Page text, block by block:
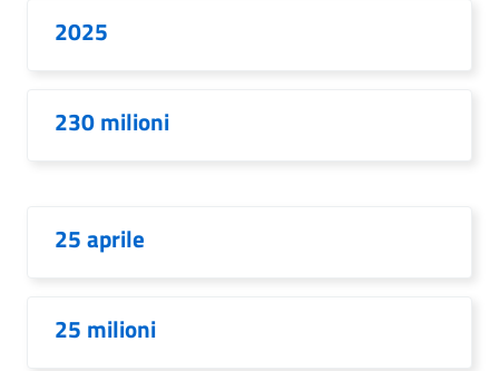
2025
230 milioni
25 aprile
25 milioni